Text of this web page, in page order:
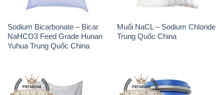
Sodium Bicarbonate – Bicar
NaHCO3 Feed Grade Hunan
Yuhua Trung Quốc China
Muối NaCL – Sodium Chloride
Trung Quốc China